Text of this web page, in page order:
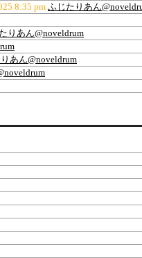
8:35 pm ふじたりあん
りあん@noveldrum
あん@noveldrum